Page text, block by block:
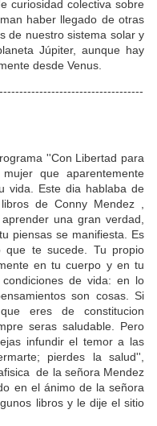
curiosidad colectiva sobre
haber llegado de otras
de nuestro sistema solar y
Júpiter, aunque hay
desde Venus.
''Con Libertad para
que aparentemente
vida. Este dia hablaba de
de Conny Mendez ,
una gran verdad,
piensas se manifiesta. Es
te sucede. Tu propio
en tu cuerpo y en tu
de vida: en lo
son cosas. Si
eres de constitucion
seras saludable. Pero
infundir el temor a las
pierdes la salud'',
de la señora Mendez
en el ánimo de la señora
libros y le dije el sitio